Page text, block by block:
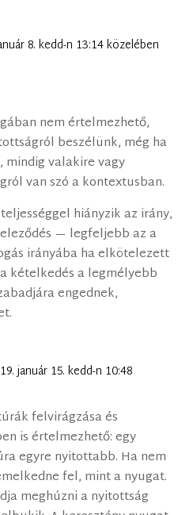
8. kedd-n 13:14 közelében
nem értelmezhető,
beszélünk, még ha
mindig valakire vagy
van szó a kontextusban.
hiányzik az irány,
— legfeljebb az a
irányába ha elkötelezett
kételkedés a legmélyebb
engednek,
január 15. kedd-n 10:48
felvirágzása és
is értelmezhető: egy
egyre nyitottabb. Ha nem
fel, mint a nyugat.
meghúzni a nyitottság